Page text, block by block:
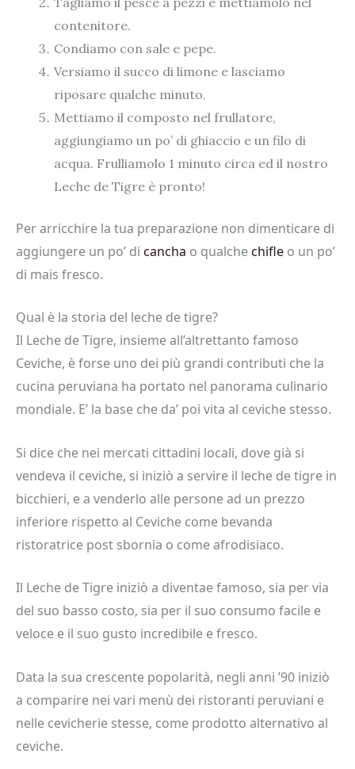
contenitore.
Condiamo con sale e pepe.
Versiamo il succo di limone e lasciamo
riposare qualche minuto.
Mettiamo il composto nel frullatore,
aggiungiamo un po’ di ghiaccio e un filo di
acqua. Frulliamolo 1 minuto circa ed il nostro
Leche de Tigre è pronto!
Per arricchire la tua preparazione non dimenticare di
aggiungere un po’ di cancha o qualchechifle o un po’
di mais fresco.
Qual è la storia del leche de tigre?
Il Leche de Tigre, insieme all’altrettanto famoso
Ceviche, è forse uno dei più grandi contributi che la
cucina peruviana ha portato nel panorama culinario
mondiale. E’ la base che da’ poi vita al ceviche stesso.
Si dice che nei mercati cittadini locali, dove già si
vendeva il ceviche, si iniziò a servire il leche de tigre in
bicchieri, e a venderlo alle persone ad un prezzo
inferiore rispetto al Ceviche come bevanda
ristoratrice post sbornia o come afrodisiaco.
Il Leche de Tigre iniziò a diventae famoso, sia per via
del suo basso costo, sia per il suo consumo facile e
veloce e il suo gusto incredibile e fresco.
Data la sua crescente popolarità, negli anni ’90 iniziò
a comparire nei vari menù dei ristoranti peruviani e
nelle cevicherie stesse, come prodotto alternativo al
ceviche.